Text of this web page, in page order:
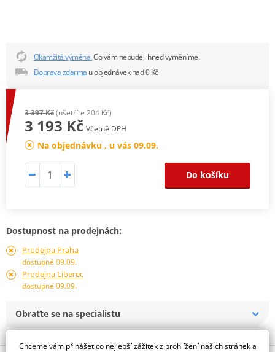
Okamžitá výměna.Co vám nebude, ihned vyměníme.
Doprava zdarma u objednávek nad 0 Kč
3 397 Kč(ušetříte 204 Kč)
3 193 Kč Včetně DPH
Na objednávku , u vás 09.09.
Do košíku
Dostupnost na prodejnách:
Prodejna Praha
dostupné 09.09.
Prodejna Liberec
dostupné 09.09.
Obraťte se na specialistu
Chceme vám přinášet co nejlepší zážitek z prohlížení našich stránek a